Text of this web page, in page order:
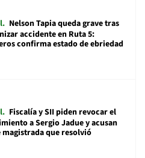
Nelson Tapia queda grave tras
accidente en Ruta 5:
confirma estado de ebriedad
Fiscalía y SII piden revocar el
a Sergio Jadue y acusan
que resolvió